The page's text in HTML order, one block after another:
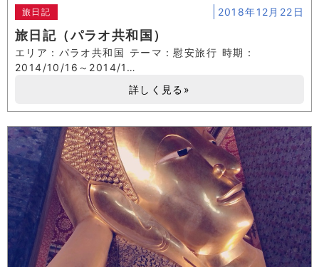
旅日記（パラオ共和国）
旅日記 2018年12月22日
エリア：パラオ共和国 テーマ：慰安旅行 時期：
2014/10/16～2014/1…
詳しく見る»